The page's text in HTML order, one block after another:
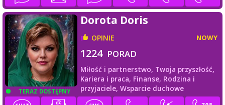
TERAZ DOSTĘPNY
Dorota Doris
OPINIE NOWY
1224 PORAD
Miłość i partnerstwo, Twoja przyszłość,
Kariera i praca, Finanse, Rodzina i
przyjaciele, Wsparcie duchowe